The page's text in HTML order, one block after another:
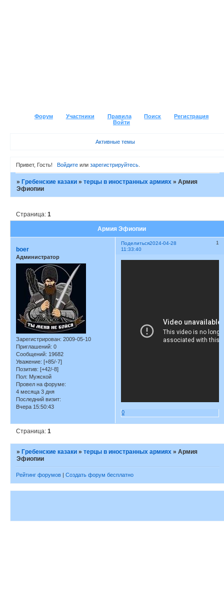
Форум Участники Правила Поиск
Регистрация
Войти
Активные темы
Привет, Гость! Войдитеили зарегистрируйтесь.
»Гребенские казаки »терцы в иностранных армиях »Армия
Эфиопии
Армия Эфиопии
Страница:1
Поделиться 1
2024-04-28
11:33:40
boer
Администратор
Зарегистрирован: 2009-05-10
Приглашений: 0
Сообщений: 19682
Уважение: [+85/-7]
Позитив: [+42/-8]
Пол: Мужской
Провел на форуме:
4 месяца 3 дня
Последний визит:
Вчера 15:50:43
0
Страница:1
» Гребенские казаки »терцы в иностранных армиях »Армия
Эфиопии
Рейтинг форумов | Создать форум бесплатно